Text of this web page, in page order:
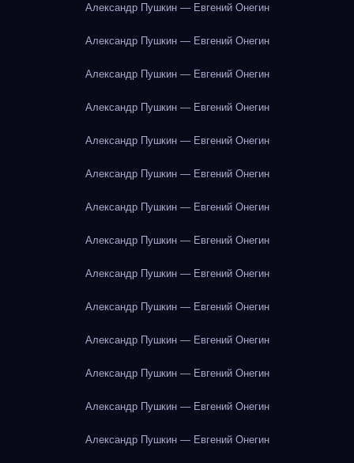
Александр Пушкин — Евгений Онегин
Александр Пушкин — Евгений Онегин
Александр Пушкин — Евгений Онегин
Александр Пушкин — Евгений Онегин
Александр Пушкин — Евгений Онегин
Александр Пушкин — Евгений Онегин
Александр Пушкин — Евгений Онегин
Александр Пушкин — Евгений Онегин
Александр Пушкин — Евгений Онегин
Александр Пушкин — Евгений Онегин
Александр Пушкин — Евгений Онегин
Александр Пушкин — Евгений Онегин
Александр Пушкин — Евгений Онегин
Александр Пушкин — Евгений Онегин